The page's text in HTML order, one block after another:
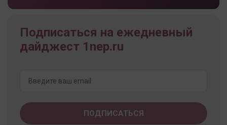
Подписаться на ежедневный
дайджест 1nep.ru